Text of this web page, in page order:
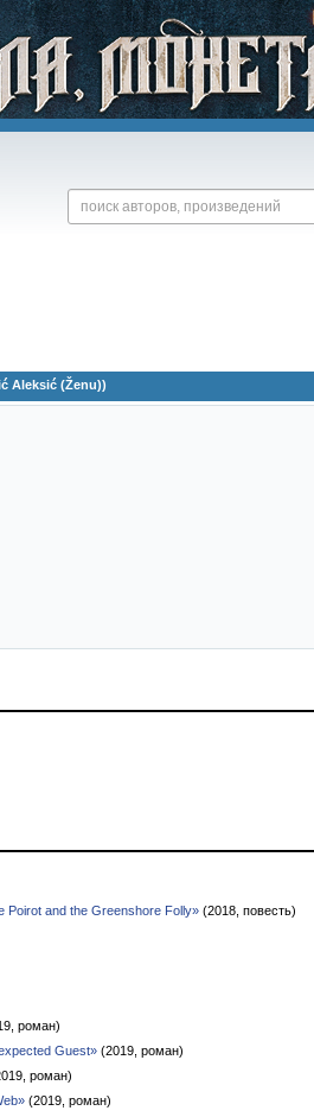
Aleksić (Ženu))
Poirot and the Greenshore Folly» (2018, повесть)
роман)
Guest» (2019, роман)
роман)
(2019, роман)